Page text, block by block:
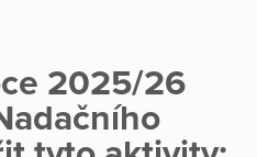
2025/26